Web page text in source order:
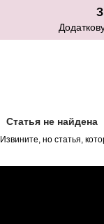
Статья не найдена
Извините, но статья,